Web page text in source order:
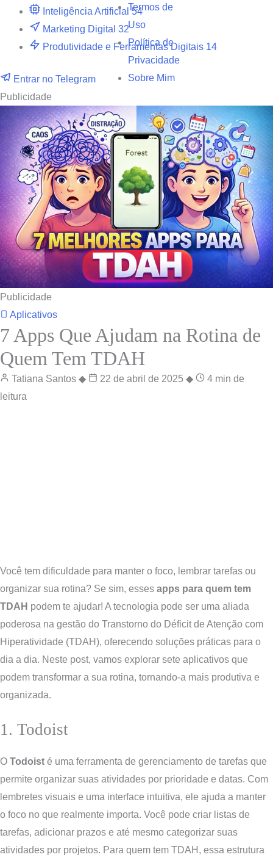
Termos de
Uso
Política de
Privacidade
Sobre Mim
Inteligência Artificial 54
Marketing Digital 32
Produtividade e Ferramentas Digitais 14
Entrar no Telegram
Publicidade
Publicidade
Aplicativos
7 Apps Que Ajudam na Rotina de
Quem Tem TDAH
Tatiana Santos ◆ 22 de abril de 2025 ◆
4 min de
leitura
Você tem dificuldade para manter o foco, lembrar tarefas ou
organizar sua rotina? Se sim, esses apps para quem tem
TDAH podem te ajudar! A tecnologia pode ser uma aliada
poderosa na gestão do Transtorno do Déficit de Atenção com
Hiperatividade (TDAH), oferecendo soluções práticas para o
dia a dia. Neste post, vamos explorar sete aplicativos que
podem transformar a sua rotina, tornando-a mais produtiva e
organizada.
1. Todoist
O Todoist é uma ferramenta de gerenciamento de tarefas que
permite organizar suas atividades por prioridade e datas. Com
lembretes visuais e uma interface intuitiva, ele ajuda a manter
o foco no que realmente importa. Você pode criar listas de
tarefas, adicionar prazos e até mesmo categorizar suas
atividades por projetos. Para quem tem TDAH, essa estrutura